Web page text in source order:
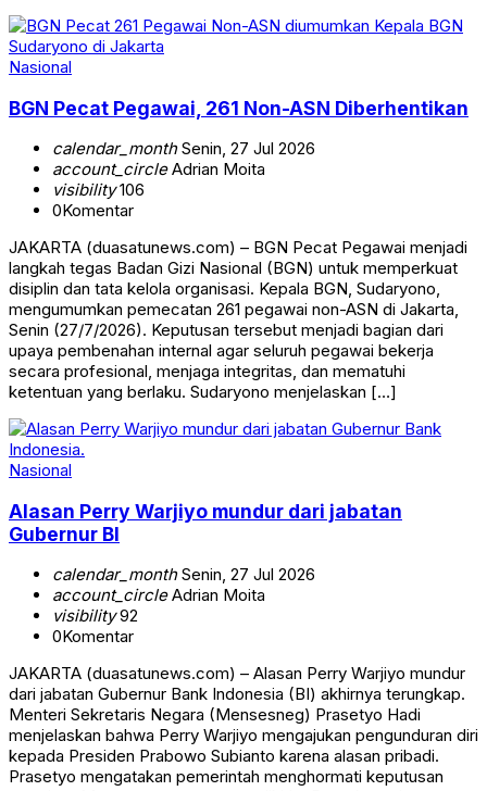
Nasional
BGN Pecat Pegawai, 261 Non-ASN Diberhentikan
calendar_monthSenin, 27 Jul 2026
account_circleAdrian Moita
visibility106
0Komentar
JAKARTA (duasatunews.com) – BGN Pecat Pegawai menjadi
langkah tegas Badan Gizi Nasional (BGN) untuk memperkuat
disiplin dan tata kelola organisasi. Kepala BGN, Sudaryono,
mengumumkan pemecatan 261 pegawai non-ASN di Jakarta,
Senin (27/7/2026). Keputusan tersebut menjadi bagian dari
upaya pembenahan internal agar seluruh pegawai bekerja
secara profesional, menjaga integritas, dan mematuhi
ketentuan yang berlaku. Sudaryono menjelaskan […]
Nasional
Alasan Perry Warjiyo mundur dari jabatan
Gubernur BI
calendar_monthSenin, 27 Jul 2026
account_circleAdrian Moita
visibility92
0Komentar
JAKARTA (duasatunews.com) – Alasan Perry Warjiyo mundur
dari jabatan Gubernur Bank Indonesia (BI) akhirnya terungkap.
Menteri Sekretaris Negara (Mensesneg) Prasetyo Hadi
menjelaskan bahwa Perry Warjiyo mengajukan pengunduran diri
kepada Presiden Prabowo Subianto karena alasan pribadi.
Prasetyo mengatakan pemerintah menghormati keputusan